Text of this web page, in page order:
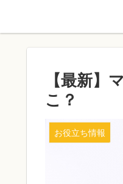
【最新
こ？
お役立ち情報